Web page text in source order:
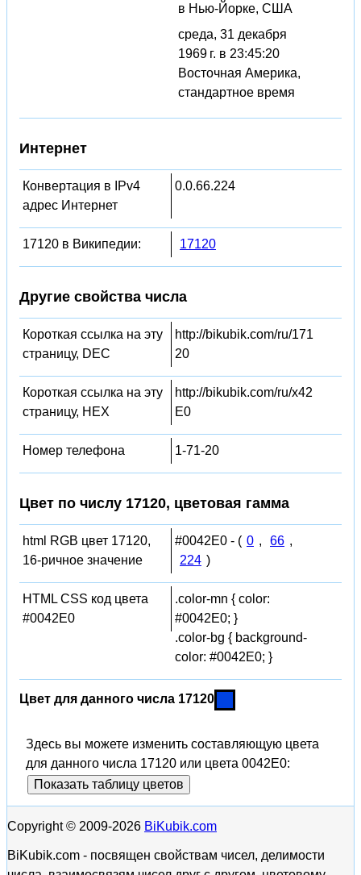
в Нью-Йорке, США
среда, 31 декабря
1969 г. в 23:45:20
Восточная Америка,
стандартное время
Интернет
Конвертация в IPv4
адрес Интернет
0.0.66.224
17120 в Википедии: 17120
Другие свойства числа
Короткая ссылка на эту
страницу, DEC
http://bikubik.com/ru/171
20
Короткая ссылка на эту
страницу, HEX
http://bikubik.com/ru/x42
E0
Номер телефона 1-71-20
Цвет по числу 17120, цветовая гамма
html RGB цвет 17120,
16-ричное значение
#0042E0 - ( 0 , 66 ,
224 )
HTML CSS код цвета
#0042E0
.color-mn { color:
#0042E0; }
.color-bg { background-
color: #0042E0; }
Цвет для данного числа 17120
Здесь вы можете изменить составляющую цвета
для данного числа 17120 или цвета 0042E0:
Показать таблицу цветов
Copyright © 2009-2026 BiKubik.com
BiKubik.com - посвящен свойствам чисел, делимости